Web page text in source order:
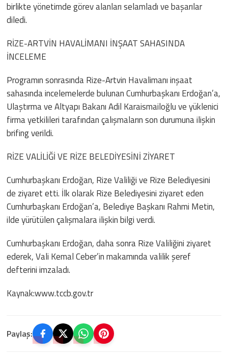
birlikte yönetimde görev alanları selamladı ve başarılar
diledi.
RİZE-ARTVİN HAVALİMANI İNŞAAT SAHASINDA
İNCELEME
Programın sonrasında Rize-Artvin Havalimanı inşaat
sahasında incelemelerde bulunan Cumhurbaşkanı Erdoğan’a,
Ulaştırma ve Altyapı Bakanı Adil Karaismailoğlu ve yüklenici
firma yetkilileri tarafından çalışmaların son durumuna ilişkin
brifing verildi.
RİZE VALİLİĞİ VE RİZE BELEDİYESİNİ ZİYARET
Cumhurbaşkanı Erdoğan, Rize Valiliği ve Rize Belediyesini
de ziyaret etti. İlk olarak Rize Belediyesini ziyaret eden
Cumhurbaşkanı Erdoğan’a, Belediye Başkanı Rahmi Metin,
ilde yürütülen çalışmalara ilişkin bilgi verdi.
Cumhurbaşkanı Erdoğan, daha sonra Rize Valiliğini ziyaret
ederek, Vali Kemal Ceber’in makamında valilik şeref
defterini imzaladı.
Kaynak:www.tccb.gov.tr
Paylaş: